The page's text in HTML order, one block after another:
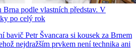
Brna podle vlastních představ. V
po celý rok
bavič Petr Švancara si kousek za Brnem
nejdražším prvkem není technika ani